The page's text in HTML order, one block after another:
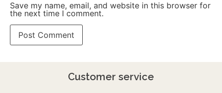
Save my name, email, and website in this browser for
the next time I comment.
Customer service